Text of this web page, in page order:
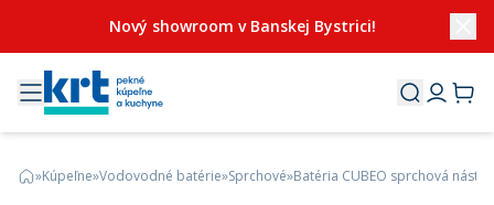
Nový showroom v Banskej Bystrici!
»Kúpeľne»Vodovodné batérie»Sprchové»Batéria CUBEO sprchová